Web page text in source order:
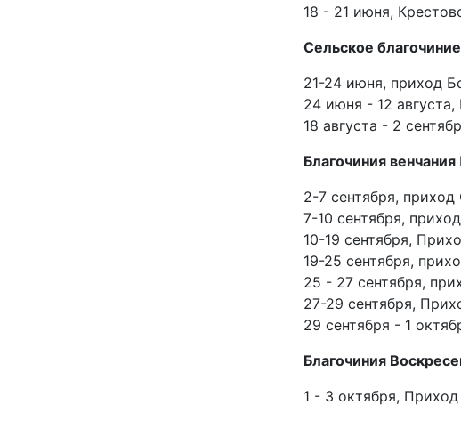
18 - 21 июня,
Сельское
21-24 июня, приход
24 июня - 12
18 августа - 2
Благочиния
2-7 сентября,
7-10 сентября,
10-19 сентября,
19-25 сентября,
25 - 27 сентября,
27-29 сентября,
29 сентября - 1
Благочиния
1 - 3 октября,